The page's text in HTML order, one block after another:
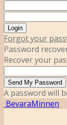
Forgot your
Password
Recover your
A password will
BevaraMinnen